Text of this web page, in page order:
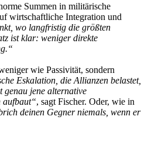
Summen in militärische
wirtschaftliche Integration und
wo langfristig die größten
ist klar: weniger direkte
wie Passivität, sondern
Eskalation, die Allianzen belastet,
genau jene alternative
aufbaut“, sagt Fischer. Oder, wie in
deinen Gegner niemals, wenn er